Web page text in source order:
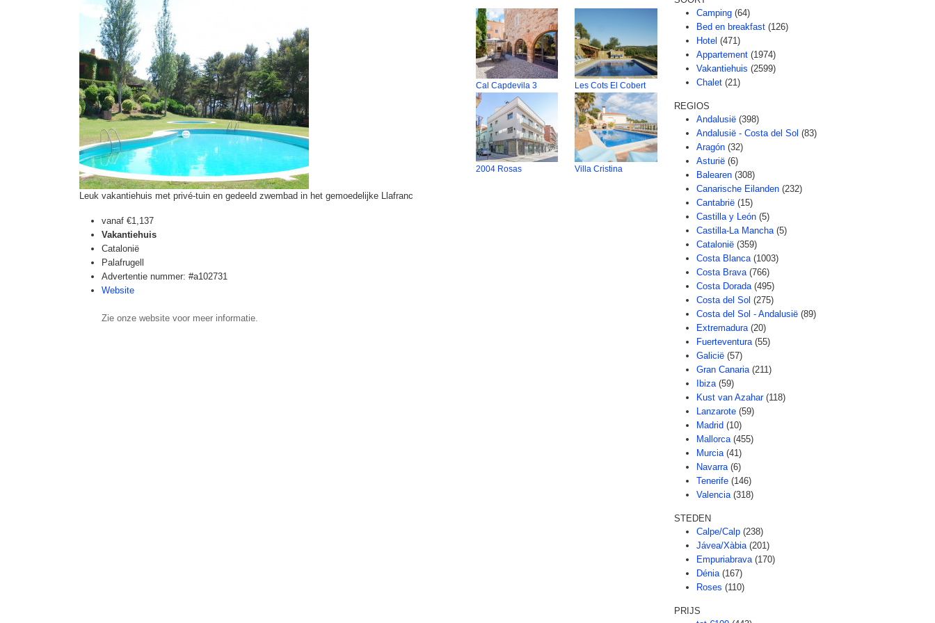
Leuk vakantiehuis met privé-tuin en gedeeld zwembad in het gemoedelijke Llafranc
vanaf €1,137
Vakantiehuis
Catalonië
Palafrugell
Advertentie nummer: #a102731
Website
Zie onze website voor meer informatie.
Cal Capdevila 3 Les Cots El Cobert
2004 Rosas Villa Cristina
Camping (64)
Bed en breakfast (126)
Hotel (471)
Appartement (1974)
Vakantiehuis (2599)
Chalet (21)
REGIOS
Andalusië (398)
Andalusië - Costa del Sol (83)
Aragón (32)
Asturië (6)
Balearen (308)
Canarische Eilanden (232)
Cantabrië (15)
Castilla y León (5)
Castilla-La Mancha (5)
Catalonië (359)
Costa Blanca (1003)
Costa Brava (766)
Costa Dorada (495)
Costa del Sol (275)
Costa del Sol - Andalusië (89)
Extremadura (20)
Fuerteventura (55)
Galicië (57)
Gran Canaria (211)
Ibiza (59)
Kust van Azahar (118)
Lanzarote (59)
Madrid (10)
Mallorca (455)
Murcia (41)
Navarra (6)
Tenerife (146)
Valencia (318)
STEDEN
Calpe/Calp (238)
Jávea/Xàbia (201)
Empuriabrava (170)
Dénia (167)
Roses (110)
PRIJS